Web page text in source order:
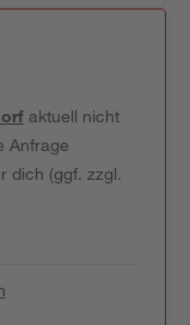
aktuell nicht
Anfrage
dich (ggf. zzgl.